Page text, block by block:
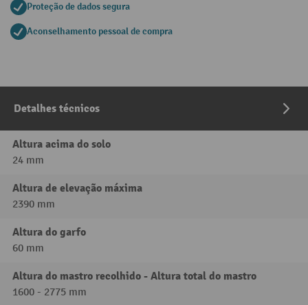
Proteção de dados segura
Aconselhamento pessoal de compra
Detalhes técnicos
Altura acima do solo
24 mm
Altura de elevação máxima
2390 mm
Altura do garfo
60 mm
Altura do mastro recolhido - Altura total do mastro
1600 - 2775 mm